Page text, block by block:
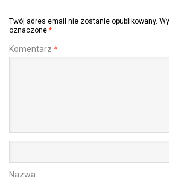
Twój adres email nie zostanie opublikowany.
oznaczone *
Komentarz *
Nazwa